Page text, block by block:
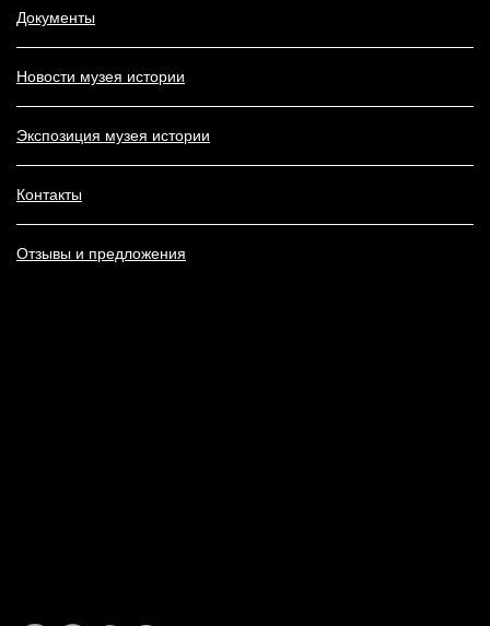
Документы
Новости музея истории
Экспозиция музея истории
Контакты
Отзывы и предложения